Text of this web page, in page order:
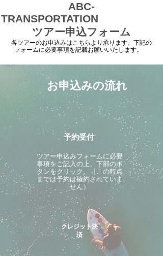
ABC-
TRANSPORTATION
ツアー申込フォーム
各ツアーのお申込みはこちらより承ります。下記の
フォームに必要事項を記載お願いいたします。
お申込みの流れ
予約受付
ツアー申込みフォームに必要
事項をご記入の上、下部のボ
タンをクリック。（この時点
までは予約は確約されていま
せん）
クレジット決
済